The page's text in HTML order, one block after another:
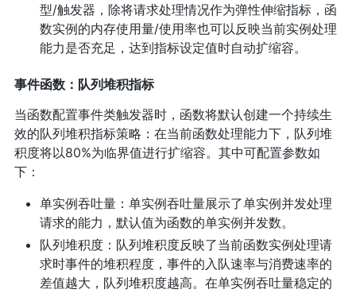
型/触发器，除将请求处理情况作为弹性伸缩指标，函
数实例的内存使用量/使用率也可以反映当前实例处理
能力是否充足，达到指标设定值时自动扩缩容。
事件函数：队列堆积指标
当函数配置事件类触发器时，函数将默认创建一个持续生
效的队列堆积指标策略：在当前函数处理能力下，队列堆
积度将以80%为临界值进行扩缩容。其中可配置参数如
下：
单实例吞吐量：单实例吞吐量展示了单实例并发处理
请求的能力，默认值为函数的单实例并发数。
队列堆积度：队列堆积度反映了当前函数实例处理请
求时事件的堆积程度，事件的入队速率与消费速率的
差值越大，队列堆积度越高。在单实例吞吐量稳定的